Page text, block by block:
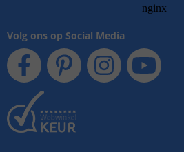
Volg ons op Social Media